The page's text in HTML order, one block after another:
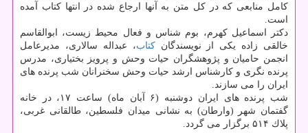
كامل منابعی كه در كل متن به آنها ارجاع شده در انتها كتاب آمده
است.
دكتر اسماعیل كهرم، بوم شناس و فعال محیط زیست، ابوالقاسم
خالقی زاده یكی از نویسندگانكتاب، عبداله سالاری، مدیرعامل
انجمن حامیان و پژوهشگران حیات وحش و پرویز بختیاری، مدرس
پرنده نگری و كارشناس ارشد حیات وحش سخنرانان شب پرنده های
ایران را می سازند.
شب پرنده های ایران دوشنبه (۶ آبان ماه) ساعت ۱۷، در خانه
گفتمان شهر (وارطان) به نشانی میدان فلسطین، طالقانی غربی،
پلاك ۵۱۴ برگزار می گردد.